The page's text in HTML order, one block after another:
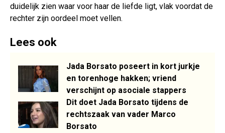
duidelijk zien waar voor haar de liefde ligt, vlak voordat de
rechter zijn oordeel moet vellen.
Lees ook
Jada Borsato poseert in kort jurkje
en torenhoge hakken; vriend
verschijnt op asociale stappers
Dit doet Jada Borsato tijdens de
rechtszaak van vader Marco
Borsato